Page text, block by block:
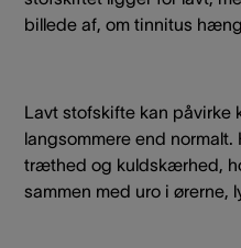
billede af, om tinnitus
Lavt stofskifte kan påvirke
langsommere end
træthed og kuldskærhed,
sammen med uro i ørerne,